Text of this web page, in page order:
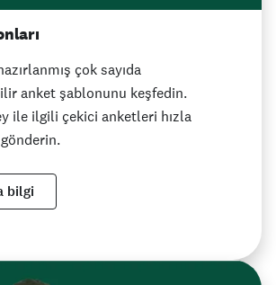
çok sayıda
anket şablonunu keşfedin.
ile ilgili çekici anketleri hızla
bilgi